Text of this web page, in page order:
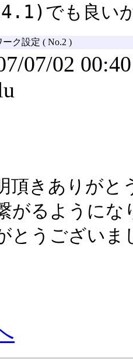
でも良い
ーク設定 ( No.2 )
07/02 00:40
頂きありがと
がるようにな
とうござい